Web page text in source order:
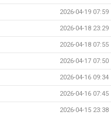
2026-04-19 07:59
2026-04-18 23:29
2026-04-18 07:55
2026-04-17 07:50
2026-04-16 09:34
2026-04-16 07:45
2026-04-15 23:38